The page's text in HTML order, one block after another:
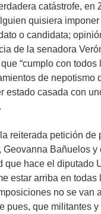
catástrofe, en
quisiera imponer
o candidata;
de la senadora
“cumplo con todos
de nepotismo
estado casada con
reiterada petición de
Geovanna Bañuelos y
que hace el diputado
estar arriba en todas
no se van
pues, que militantes